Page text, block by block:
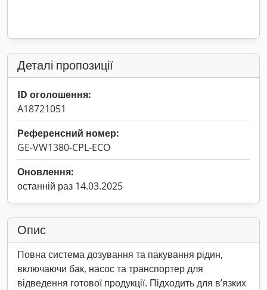
Деталі пропозиції
ID оголошення:
A18721051
Референсний номер:
GE-VW1380-CPL-ECO
Оновлення:
останній раз 14.03.2025
Опис
Повна система дозування та пакування рідин,
включаючи бак, насос та транспортер для
відведення готової продукції. Підходить для в’язких